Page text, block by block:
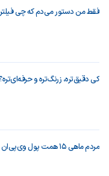
فقط من دستور می‌دم که چی
کی دقیق‌تره، زرنگ‌تره و
مردم ماهی ۱۵ همت پول وی‌پی‌ان می‌دن! | تک‌تاک